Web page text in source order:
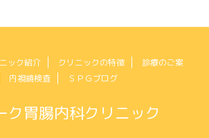
ック紹介 クリニックの特徴
診療のご案
内視鏡検査 ＳＰＧブログ
ク胃腸内科クリニック